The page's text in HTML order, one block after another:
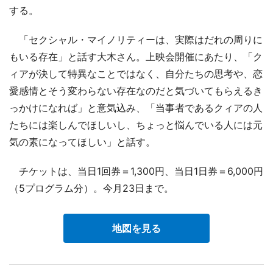
する。
「セクシャル・マイノリティーは、実際はだれの周りに
もいる存在」と話す大木さん。上映会開催にあたり、「ク
ィアが決して特異なことではなく、自分たちの思考や、恋
愛感情とそう変わらない存在なのだと気づいてもらえるき
っかけになれば」と意気込み、「当事者であるクィアの人
たちには楽しんでほしいし、ちょっと悩んでいる人には元
気の素になってほしい」と話す。
チケットは、当日1回券＝1,300円、当日1日券＝6,000円
（5プログラム分）。今月23日まで。
地図を見る